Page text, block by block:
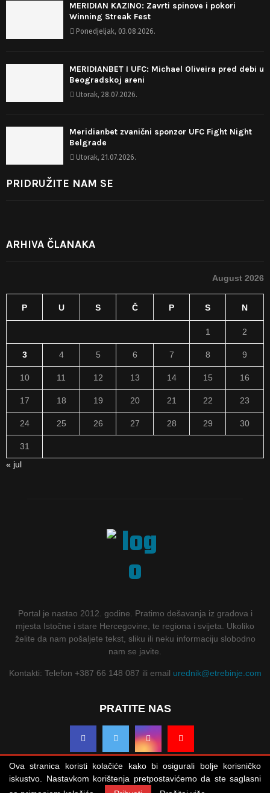
MERIDIAN KAZINO: Zavrti spinove i pokori
Winning Streak Fest
Ponedjeljak, 03.08.2026.
MERIDIANBET I UFC: Michael Oliveira pred debi u
Beogradskoj areni
Utorak, 28.07.2026.
Meridianbet zvanični sponzor UFC Fight Night
Belgrade
Utorak, 21.07.2026.
PRIDRUŽITE NAM SE
ARHIVA ČLANAKA
August 2026
P U S Č P S N
1 2
3 4 5 6 7 8 9
10 11 12 13 14 15 16
17 18 19 20 21 22 23
24 25 26 27 28 29 30
31
« jul
Portal je nastao 2012. godine. Pratimo dešavanja iz gradova i
mjesta Istočne i stare Hercegovine, te regiona i svijeta. Ukoliko
želite da nam pošaljete tekst, sliku ili neku informaciju slobodno
nam se javite.
Kontakti: Telefon +387 66 148 087 ili email urednik@etrebinje.com
PRATITE NAS
Ova stranica koristi kolačiće kako bi osigurali bolje korisničko
iskustvo. Nastavkom korištenja pretpostavićemo da ste saglasni